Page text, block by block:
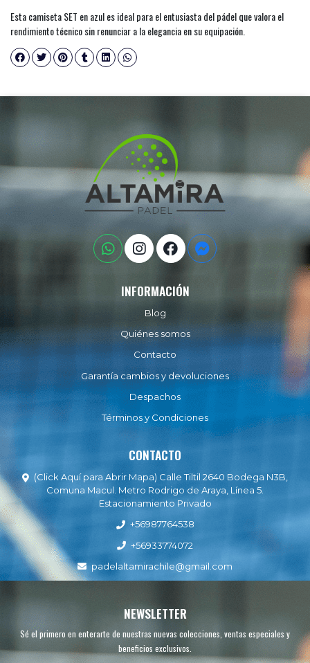
Esta camiseta SET en azul es ideal para el entusiasta del pádel que valora el
rendimiento técnico sin renunciar a la elegancia en su equipación.
INFORMACIÓN
Blog
Quiénes somos
Contacto
Garantía cambios y devoluciones
Despachos
Términos y Condiciones
CONTACTO
(Click Aquí para Abrir Mapa) Calle Tiltil 2640 Bodega N3B,
Comuna Macul. Metro Rodrigo de Araya, Línea 5.
Estacionamiento Privado
+56987764538
+56933774072
padelaltamirachile@gmail.com
NEWSLETTER
Sé el primero en enterarte de nuestras nuevas colecciones, ventas especiales y
beneficios exclusivos.